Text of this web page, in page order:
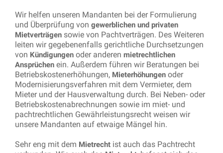
Wir helfen unseren Mandanten bei der Formulierung
und Überprüfung von gewerblichen und privaten
Mietverträgen sowie von Pachtverträgen. Des Weiteren
leiten wir gegebenenfalls gerichtliche Durchsetzungen
von Kündigungen oder anderen mietrechtlichen
Ansprüchen ein. Außerdem führen wir Beratungen bei
Betriebskostenerhöhungen, Mieterhöhungen oder
Modernisierungsverfahren mit dem Vermieter, dem
Mieter und der Hausverwaltung durch. Bei Neben- oder
Betriebskostenabrechnungen sowie im miet- und
pachtrechtlichen Gewährleistungsrecht weisen wir
unsere Mandanten auf etwaige Mängel hin.
Sehr eng mit dem Mietrecht ist auch das Pachtrecht